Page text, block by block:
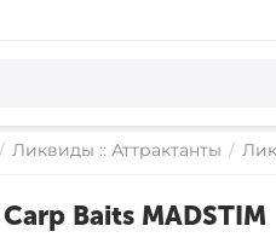
/ Ликвиды :: Аттрактанты /
Baits MADSTIM